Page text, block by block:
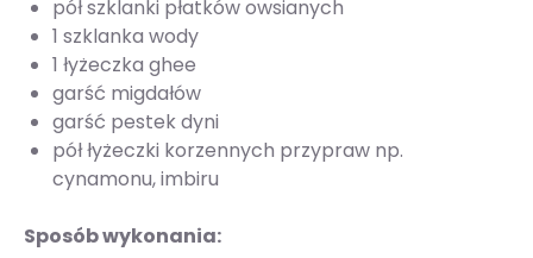
pół szklanki płatków owsianych
1 szklanka wody
1 łyżeczka ghee
garść migdałów
garść pestek dyni
pół łyżeczki korzennych przypraw np.
cynamonu, imbiru
Sposób wykonania: